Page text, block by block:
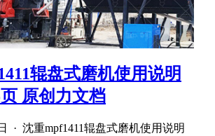
辊盘式磨机使用说明
原创力文档
· 沈重mpf1411辊盘式磨机使用说明